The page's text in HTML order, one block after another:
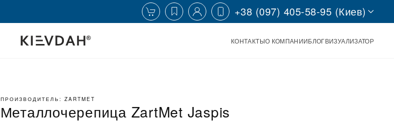
+38 (097) 405-58-95 (Киев)
КОНТАКТЫО КОМПАНИИБЛОГВИЗУАЛИЗАТОР
ПРОИЗВОДИТЕЛЬ: ZARTMET
Металлочерепица ZartMet Jaspis